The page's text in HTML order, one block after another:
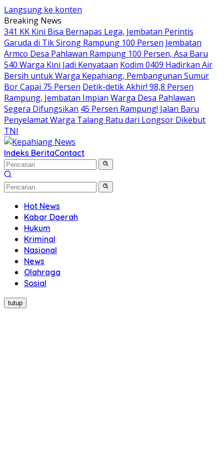
Langsung ke konten
Breaking News
341 KK Kini Bisa Bernapas Lega, Jembatan Perintis
Garuda di Tik Sirong Rampung 100 Persen Jembatan
Armco Desa Pahlawan Rampung 100 Persen, Asa Baru
540 Warga Kini Jadi Kenyataan Kodim 0409 Hadirkan Air
Bersih untuk Warga Kepahiang, Pembangunan Sumur
Bor Capai 75 Persen Detik-detik Akhir! 98,8 Persen
Rampung, Jembatan Impian Warga Desa Pahlawan
Segera Difungsikan 45 Persen Rampung! Jalan Baru
Penyelamat Warga Talang Ratu dari Longsor Dikebut
TNI
Indeks BeritaContact
Hot News
Kabar Daerah
Hukum
Kriminal
Nasional
News
Olahraga
Sosial
tutup